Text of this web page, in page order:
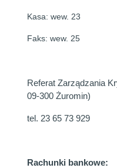
Kasa: wew. 23
Faks: wew. 25
Referat Zarządzania
09-300 Żuromin)
tel. 23 65 73 929
Rachunki bankowe: